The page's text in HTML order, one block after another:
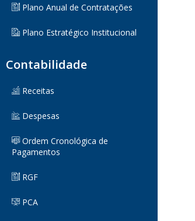
Plano Anual de Contratações
Plano Estratégico Institucional
Contabilidade
Receitas
Despesas
Ordem Cronológica de
Pagamentos
RGF
PCA